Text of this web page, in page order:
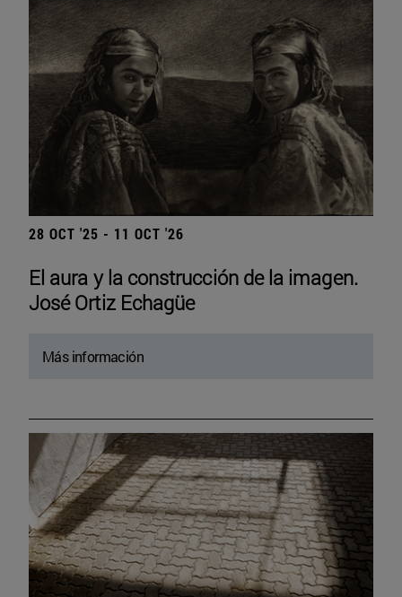
28 OCT '25 - 11 OCT '26
El aura y la construcción de la imagen.
José Ortiz Echagüe
Más información